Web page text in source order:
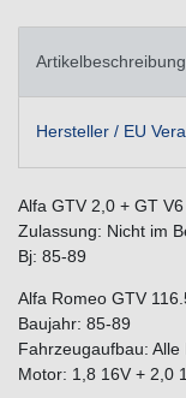
Artikelbeschreibung
Hersteller / EU
Alfa GTV 2,0 + GT
Zulassung: Nicht im
Bj: 85-89
Alfa Romeo GTV
Baujahr: 85-89
Fahrzeugaufbau: Alle
Motor: 1,8 16V + 2,0